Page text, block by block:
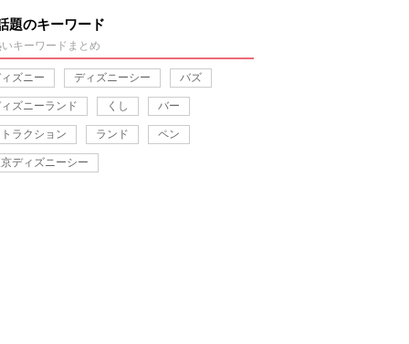
題のキーワード
キーワードまとめ
ズニー ディズニーシー バズ
ズニーランド くし バー
ラクション ランド ペン
ディズニーシー